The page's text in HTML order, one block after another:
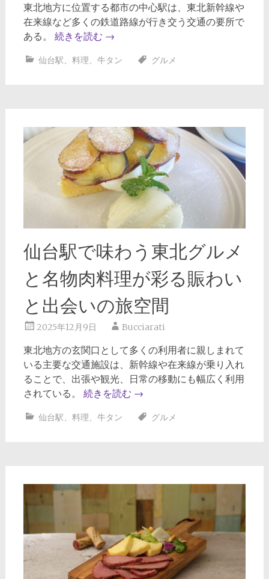
東北地方に位置する都市の中心駅は、東北新幹線や
在来線など多くの鉄道路線が行き交う交通の要所で
ある。 続きを読む →
仙台駅、 料理、 牛タン グルメ
仙台駅で味わう東北グルメ
と名物肉料理が彩る賑わい
と出会いの旅空間
2025年12月9日 Bucciarati
東北地方の玄関口として多くの利用者に親しまれて
いる主要な交通施設は、新幹線や在来線が乗り入れ
ることで、出張や観光、日常の移動にも幅広く利用
されている。 続きを読む →
仙台駅、 料理、 牛タン グルメ